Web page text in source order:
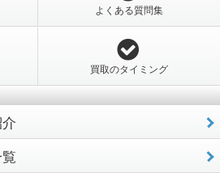
よくある質問集
買取のタイミング